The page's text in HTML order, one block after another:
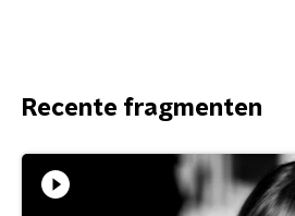
Recente fragmenten